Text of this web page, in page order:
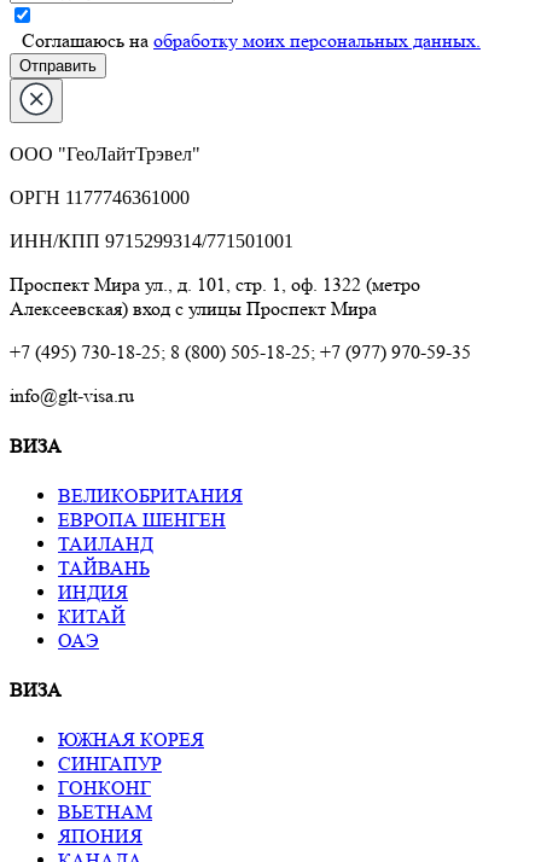
Cоглашаюсь на обработку моих персональных данных.
ООО "ГеоЛайтТрэвел"
ОРГН 1177746361000
ИНН/КПП 9715299314/771501001
Проспект Мира ул., д. 101, стр. 1, оф. 1322 (метро
Алексеевская) вход с улицы Проспект Мира
+7 (495) 730-18-25; 8 (800) 505-18-25; +7 (977) 970-59-35
info@glt-visa.ru
ВИЗА
ВЕЛИКОБРИТАНИЯ
ЕВРОПА ШЕНГЕН
ТАИЛАНД
ТАЙВАНЬ
ИНДИЯ
КИТАЙ
ОАЭ
ВИЗА
ЮЖНАЯ КОРЕЯ
СИНГАПУР
ГОНКОНГ
ВЬЕТНАМ
ЯПОНИЯ